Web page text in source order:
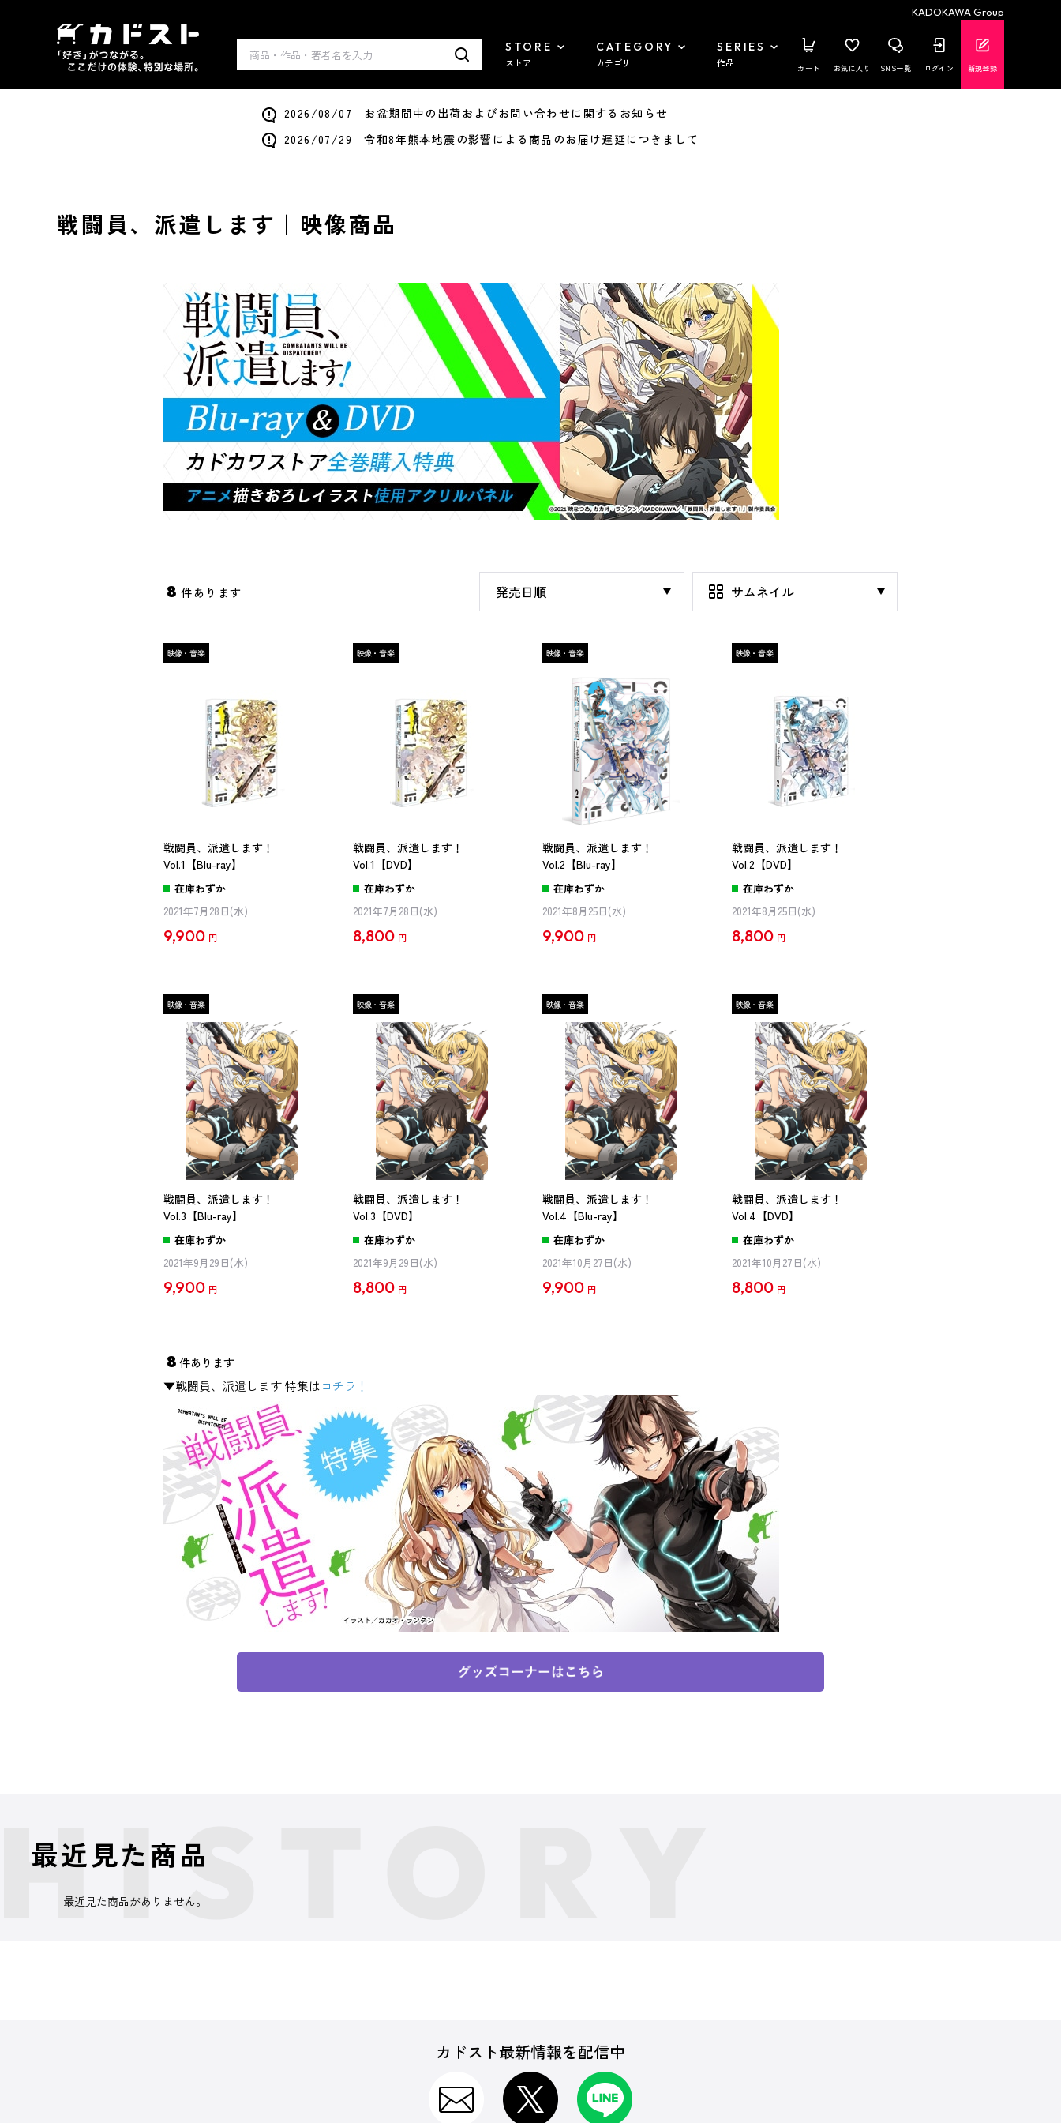
KADOKAWA Group
STORE
ストア
CATEGORY
カテゴリ
SERIES
作品 カート お気に入り SNS一覧 ログイン 新規登録
2026/08/07 お盆期間中の出荷およびお問い合わせに関するお知らせ
2026/07/29 令和8年熊本地震の影響による商品のお届け遅延につきまして
戦闘員、派遣します｜映像商品
8 件あります
戦闘員、派遣します！
Vol.1【Blu-ray】
在庫わずか
2021年7月28日(水)
9,900 円
戦闘員、派遣します！
Vol.1【DVD】
在庫わずか
2021年7月28日(水)
8,800 円
戦闘員、派遣します！
Vol.2【Blu-ray】
在庫わずか
2021年8月25日(水)
9,900 円
戦闘員、派遣します！
Vol.2【DVD】
在庫わずか
2021年8月25日(水)
8,800 円
戦闘員、派遣します！
Vol.3【Blu-ray】
在庫わずか
2021年9月29日(水)
9,900 円
戦闘員、派遣します！
Vol.3【DVD】
在庫わずか
2021年9月29日(水)
8,800 円
戦闘員、派遣します！
Vol.4【Blu-ray】
在庫わずか
2021年10月27日(水)
9,900 円
戦闘員、派遣します！
Vol.4【DVD】
在庫わずか
2021年10月27日(水)
8,800 円
8 件あります
▼戦闘員、派遣します 特集はコチラ！
最近見た商品
最近見た商品がありません。
カドスト最新情報を配信中